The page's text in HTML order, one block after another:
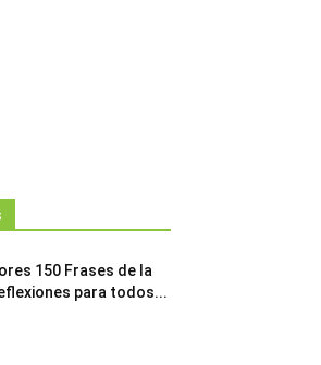
150 Frases de la
para todos...